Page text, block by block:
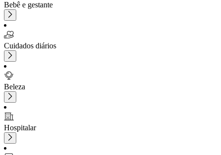
Bebê e gestante
Cuidados diários
Beleza
Hospitalar